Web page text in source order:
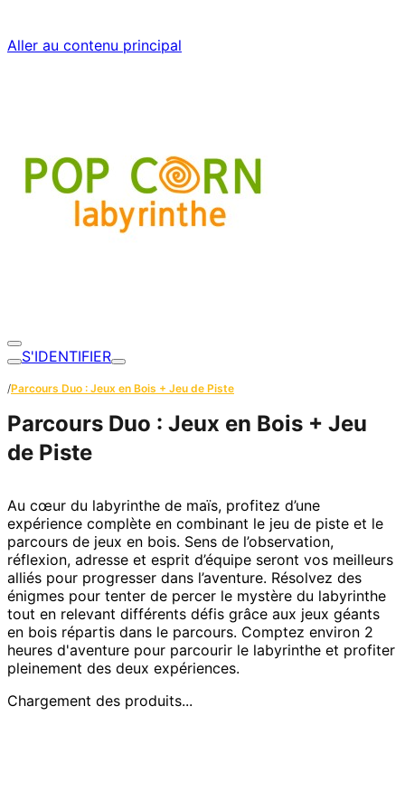
Aller au contenu principal
S'IDENTIFIER
/Parcours Duo : Jeux en Bois + Jeu de Piste
Parcours Duo : Jeux en Bois + Jeu
de Piste
Au cœur du labyrinthe de maïs, profitez d’une
expérience complète en combinant le jeu de piste et le
parcours de jeux en bois. Sens de l’observation,
réflexion, adresse et esprit d’équipe seront vos meilleurs
alliés pour progresser dans l’aventure. Résolvez des
énigmes pour tenter de percer le mystère du labyrinthe
tout en relevant différents défis grâce aux jeux géants
en bois répartis dans le parcours. Comptez environ 2
heures d'aventure pour parcourir le labyrinthe et profiter
pleinement des deux expériences.
Chargement des produits...